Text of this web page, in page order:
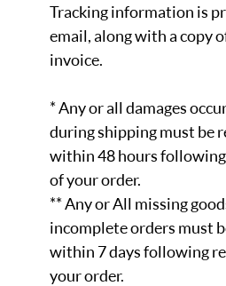
Tracking information is
email, along with a copy
invoice.
* Any or all damages
during shipping must be
within 48 hours
of your order.
** Any or All missing
incomplete orders must
within 7 days following
your order.